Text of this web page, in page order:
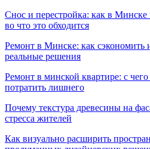
Снос и перестройка: как в
во что это обходится
Ремонт в Минске: как сэкономить
реальные решения
Ремонт в минской квартире: с
потратить лишнего
Почему текстура древесины на
стресса жителей
Как визуально расширить